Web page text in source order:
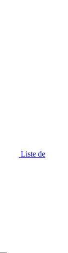
Liste de